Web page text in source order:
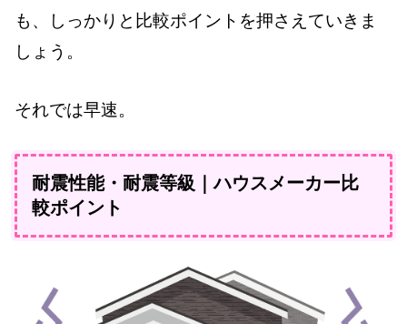
も、しっかりと比較ポイントを押さえていきま
しょう。
それでは早速。
耐震性能・耐震等級｜ハウスメーカー比
較ポイント